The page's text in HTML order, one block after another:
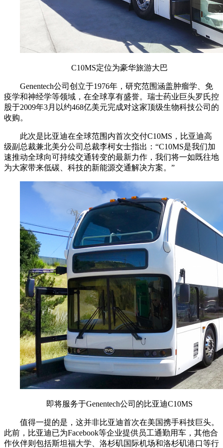
C10MS定位为豪华旅游大巴
Genentech公司创立于1976年，研究范围涵盖肿瘤学、免
疫学和神经学等领域，在全球享有盛誉。瑞士药业巨头罗氏控
股于2009年3月以约468亿美元完成对这家顶级生物科技公司的
收购。
此次是比亚迪在全球范围内首次交付C10MS，比亚迪高
级副总裁兼北美分公司总裁李柯女士指出：“C10MS是我们加
速推动全球向可持续交通转变的最新力作，我们将一如既往地
为大家带来低碳、科技的新能源交通解决方案。”
即将服务于Genentech公司的比亚迪C10MS
值得一提的是，这并非比亚迪首次在美国携手科技巨头。
此前，比亚迪已为Facebook等企业提供员工通勤用车，其他合
作伙伴则包括斯坦福大学、洛杉矶国际机场和洛杉矶港口等行